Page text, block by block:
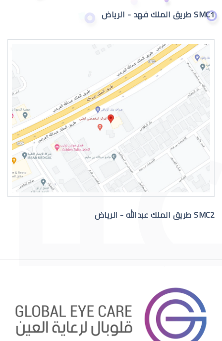
حول عيون الاطفال الرضع
التهاب عيون الاطفال الرضع
احمرار عيون الاطفال الرضع
SMC1 طريق الملك فهد - الرياض
SMC2 طريق الملك عبدالله - الرياض